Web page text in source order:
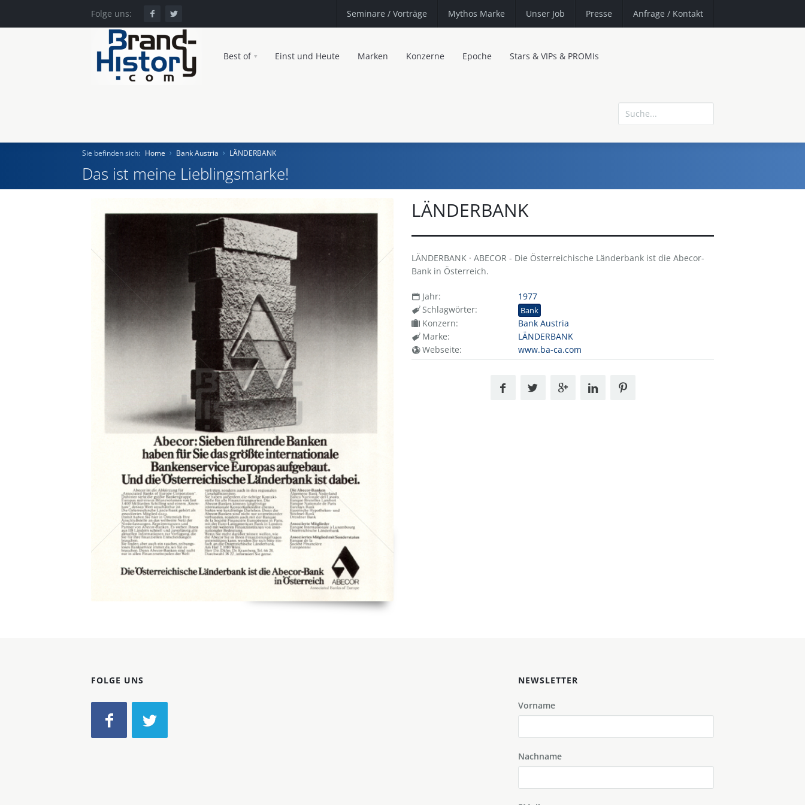
Folge uns: Seminare / Vorträge Mythos Marke Unser Job Presse Anfrage / Kontakt
Best of Einst und Heute Marken Konzerne Epoche Stars & VIPs & PROMIs
Konzerne
Epoche
Sie befinden sich: Home Bank Austria LÄNDERBANK
Das ist meine Lieblingsmarke!
LÄNDERBANK
LÄNDERBANK · ABECOR - Die Österreichische Länderbank ist die Abecor-
Bank in Österreich.
Jahr:
1977
Schlagwörter:
Bank
Konzern:
Bank Austria
Marke:
LÄNDERBANK
Webseite:
www.ba-ca.com
FOLGE UNS NEWSLETTER
Vorname
Nachname